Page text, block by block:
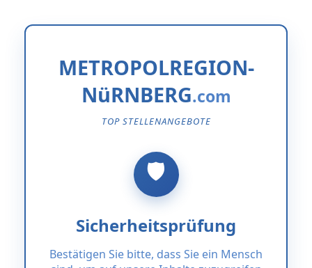
METROPOLREGION-
NüRNBERG
TOP STELLENANGEBOTE
Sicherheitsprüfung
Bestätigen Sie bitte, dass Sie ein Mensch